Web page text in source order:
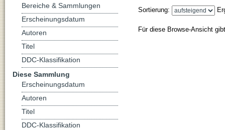
Sortierung:
Für diese Browse-Ansicht
Bereiche & Sammlungen
Erscheinungsdatum
Autoren
Titel
DDC-Klassifikation
Diese Sammlung
Erscheinungsdatum
Autoren
Titel
DDC-Klassifikation